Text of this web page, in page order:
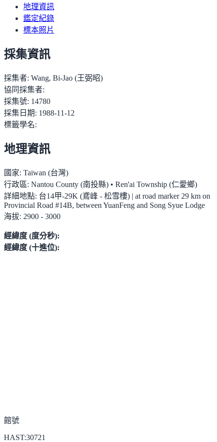
地理資訊
鑑定紀錄
標本照片
採集資訊
採集者: Wang, Bi-Jao (王弼昭)
協同採集者:
採集號: 14780
採集日期: 1988-11-12
標籤學名:
地理資訊
國家: Taiwan (台灣)
行政區: Nantou County (南投縣) • Ren'ai Township (仁愛鄉)
詳細地點: 台14甲-29K (鳶峰 - 松雪樓) | at road marker 29 km on
Provincial Road #14B, between YuanFeng and Song Syue Lodge
海拔: 2900 - 3000
經緯度 (度分秒):
經緯度 (十進位):
館號
HAST:30721